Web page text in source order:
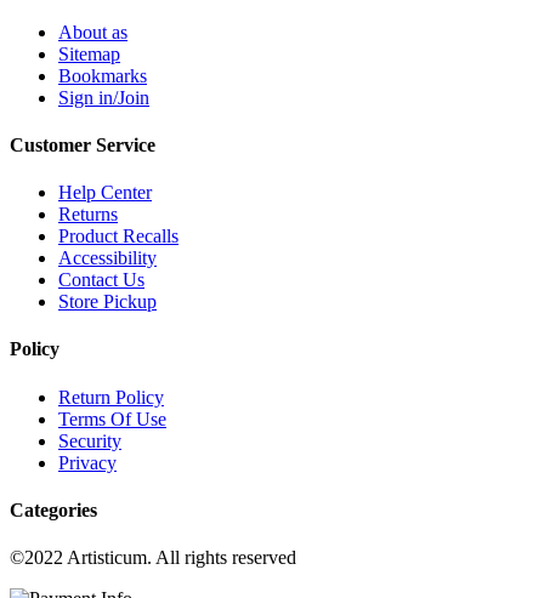
About as
Sitemap
Bookmarks
Sign in/Join
Customer Service
Help Center
Returns
Product Recalls
Accessibility
Contact Us
Store Pickup
Policy
Return Policy
Terms Of Use
Security
Privacy
Categories
©2022 Artisticum. All rights reserved